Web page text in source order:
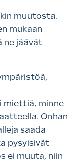
muutosta.
mukaan
ne jäävät
miettiä, minne
Onhan
saada
pysyisivät
ei muuta, niin